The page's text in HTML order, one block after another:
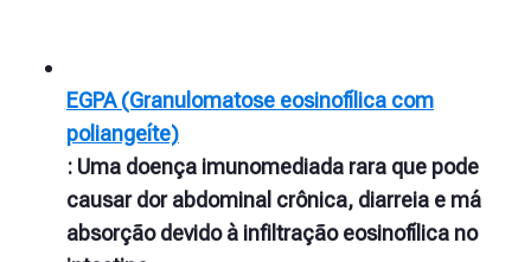
EGPA (Granulomatose eosinofílica com
poliangeíte)
: Uma doença imunomediada rara que pode
causar dor abdominal crônica, diarreia e má
absorção devido à infiltração eosinofílica no